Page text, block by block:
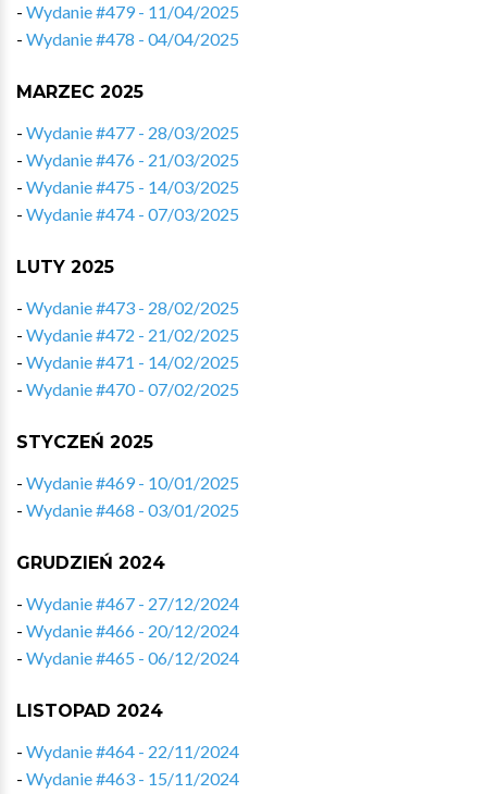
- Wydanie #479 - 11/04/2025
- Wydanie #478 - 04/04/2025
MARZEC 2025
- Wydanie #477 - 28/03/2025
- Wydanie #476 - 21/03/2025
- Wydanie #475 - 14/03/2025
- Wydanie #474 - 07/03/2025
LUTY 2025
- Wydanie #473 - 28/02/2025
- Wydanie #472 - 21/02/2025
- Wydanie #471 - 14/02/2025
- Wydanie #470 - 07/02/2025
STYCZEŃ 2025
- Wydanie #469 - 10/01/2025
- Wydanie #468 - 03/01/2025
GRUDZIEŃ 2024
- Wydanie #467 - 27/12/2024
- Wydanie #466 - 20/12/2024
- Wydanie #465 - 06/12/2024
LISTOPAD 2024
- Wydanie #464 - 22/11/2024
- Wydanie #463 - 15/11/2024